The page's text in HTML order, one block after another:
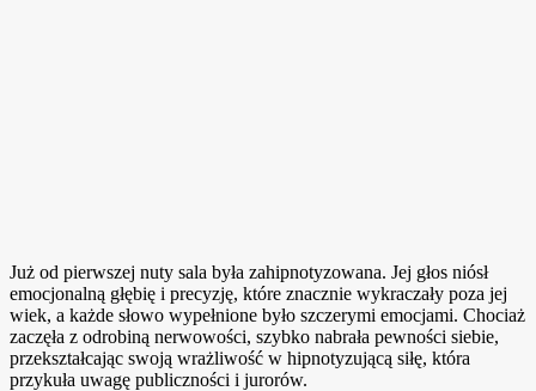
Już od pierwszej nuty sala była zahipnotyzowana. Jej głos niósł
emocjonalną głębię i precyzję, które znacznie wykraczały poza jej
wiek, a każde słowo wypełnione było szczerymi emocjami. Chociaż
zaczęła z odrobiną nerwowości, szybko nabrała pewności siebie,
przekształcając swoją wrażliwość w hipnotyzującą siłę, która
przykuła uwagę publiczności i jurorów.